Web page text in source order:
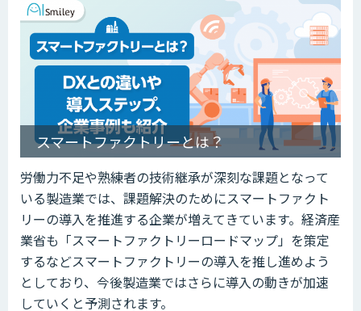
スマートファクトリーとは？
労働力不足や熟練者の技術継承が深刻な課題となって
いる製造業では、課題解決のためにスマートファクト
リーの導入を推進する企業が増えてきています。経済産
業省も「スマートファクトリーロードマップ」を策定
するなどスマートファクトリーの導入を推し進めよう
としており、今後製造業ではさらに導入の動きが加速
していくと予測されます。